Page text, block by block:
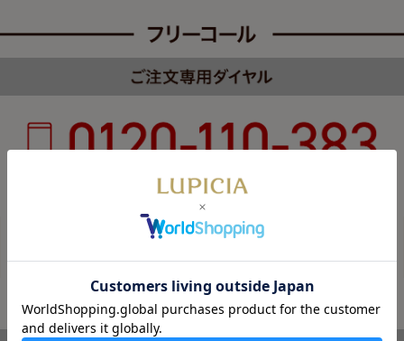
カスタマーハラスメントについて